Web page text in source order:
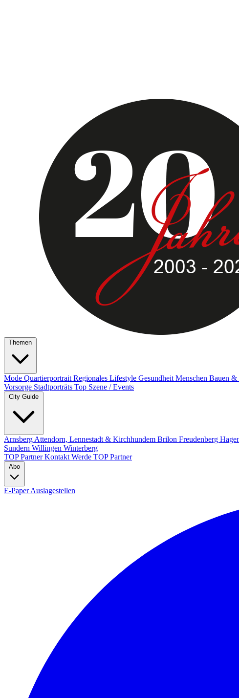
Themen
Mode Quartierportrait Regionales Lifestyle Gesundheit Menschen Bauen &
Vorsorge Stadtporträts Top Szene / Events
City Guide
Arnsberg Attendorn, Lennestadt & Kirchhundem Brilon Freudenberg
Sundern Willingen Winterberg
TOP PartnerKontakt Werde TOP Partner
Abo
E-PaperAuslagestellen